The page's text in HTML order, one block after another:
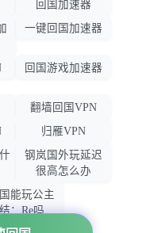
回国加速器
一键回国加速器
回国游戏加速器
翻墙回国VPN
归雁VPN
钢岚国外玩延迟
很高怎么办
能玩公主
：Re吗